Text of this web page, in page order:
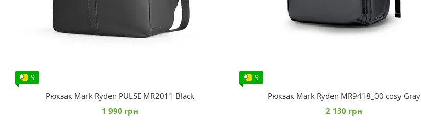
9
Рюкзак Mark Ryden PULSE MR2011 Black
1 990 грн
9
Рюкзак Mark Ryden MR9418_00 сosy Gray
2 130 грн